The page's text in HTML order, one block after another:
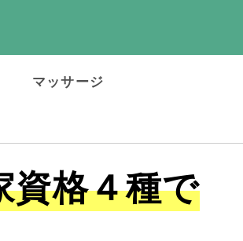
マッサージ
資格４種で